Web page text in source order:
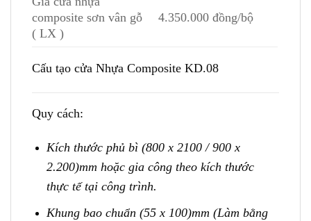
composite sơn vân gỗ
( LX )
4.350.000 đồng/bộ
Cấu tạo cửa Nhựa Composite KD.08
Quy cách:
Kích thước phủ bì (800 x 2100 / 900 x
2.200)mm hoặc gia công theo kích thước
thực tế tại công trình.
Khung bao chuẩn (55 x 100)mm (Làm bằng